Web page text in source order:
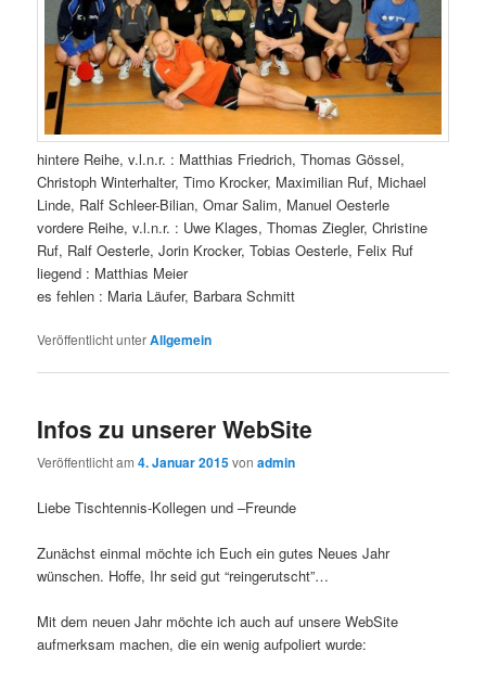
hintere Reihe, v.l.n.r. : Matthias Friedrich, Thomas Gössel,
Christoph Winterhalter, Timo Krocker, Maximilian Ruf, Michael
Linde, Ralf Schleer-Bilian, Omar Salim, Manuel Oesterle
vordere Reihe, v.l.n.r. : Uwe Klages, Thomas Ziegler, Christine
Ruf, Ralf Oesterle, Jorin Krocker, Tobias Oesterle, Felix Ruf
liegend : Matthias Meier
es fehlen : Maria Läufer, Barbara Schmitt
Veröffentlicht unterAllgemein
Infos zu unserer WebSite
Veröffentlicht am4. Januar 2015vonadmin
Liebe Tischtennis-Kollegen und –Freunde
Zunächst einmal möchte ich Euch ein gutes Neues Jahr
wünschen. Hoffe, Ihr seid gut “reingerutscht”…
Mit dem neuen Jahr möchte ich auch auf unsere WebSite
aufmerksam machen, die ein wenig aufpoliert wurde: